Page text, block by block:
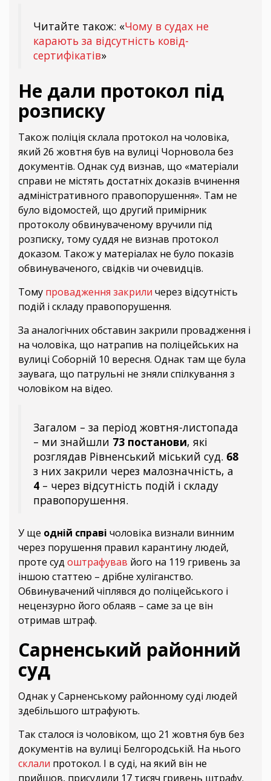
Читайте також: «Чому в судах не
карають за відсутність ковід-
сертифікатів»
Не дали протокол під
розписку
Також поліція склала протокол на чоловіка,
який 26 жовтня був на вулиці Чорновола без
документів. Однак суд визнав, що «матеріали
справи не містять достатніх доказів вчинення
адміністративного правопорушення». Там не
було відомостей, що другий примірник
протоколу обвинуваченому вручили під
розписку, тому суддя не визнав протокол
доказом. Також у матеріалах не було показів
обвинуваченого, свідків чи очевидців.
Тому провадження закрили через відсутність
подій і складу правопорушення.
За аналогічних обставин закрили провадження і
на чоловіка, що натрапив на поліцейських на
вулиці Соборній 10 вересня. Однак там ще була
заувага, що патрульні не зняли спілкування з
чоловіком на відео.
Загалом – за період жовтня-листопада
– ми знайшли 73 постанови, які
розглядав Рівненський міський суд. 68
з них закрили через малозначність, а
4 – через відсутність подій і складу
правопорушення.
У ще одній справі чоловіка визнали винним
через порушення правил карантину людей,
проте суд оштрафував його на 119 гривень за
іншою статтею – дрібне хуліганство.
Обвинувачений чіплявся до поліцейського і
нецензурно його облаяв – саме за це він
отримав штраф.
Сарненський районний
суд
Однак у Сарненському районному суді людей
здебільшого штрафують.
Так сталося із чоловіком, що 21 жовтня був без
документів на вулиці Белгородській. На нього
склали протокол. І в суді, на який він не
прийшов, присудили 17 тисяч гривень штрафу.